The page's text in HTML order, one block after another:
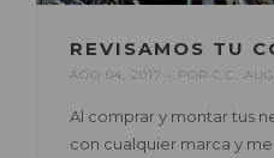
REVISAMOS TU
AGO 04, 2017 POR C.C.
Al comprar y montar tus
con cualquier marca y